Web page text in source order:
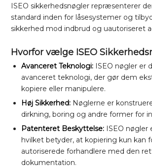
ISEO sikkerhedsnøgler repræsenterer
standard inden for låsesystemer og
sikkerhed mod indbrud og uautoriseret
Hvorfor vælge ISEO
Avanceret Teknologi: ISEO nøgler er
avanceret teknologi, der gør dem
kopiere eller manipulere.
Høj Sikkerhed: Nøglerne er
dirkning, boring og andre former for
Patenteret Beskyttelse: ISEO nøgler
hvilket betyder, at kopiering kun kan
autoriserede forhandlere med den
dokumentation.